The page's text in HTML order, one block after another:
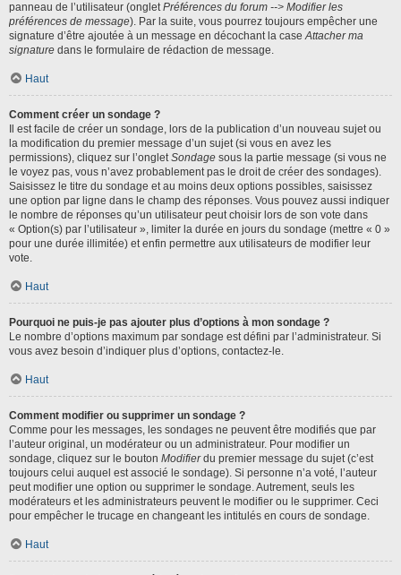
panneau de l’utilisateur (ongletPréférences du forum --> Modifier les
préférences de message). Par la suite, vous pourrez toujours empêcher une
signature d’être ajoutée à un message en décochant la caseAttacher ma
signature dans le formulaire de rédaction de message.
Haut
Comment créer un sondage ?
Il est facile de créer un sondage, lors de la publication d’un nouveau sujet ou
la modification du premier message d’un sujet (si vous en avez les
permissions), cliquez sur l’ongletSondage sous la partie message (si vous ne
le voyez pas, vous n’avez probablement pas le droit de créer des sondages).
Saisissez le titre du sondage et au moins deux options possibles, saisissez
une option par ligne dans le champ des réponses. Vous pouvez aussi indiquer
le nombre de réponses qu’un utilisateur peut choisir lors de son vote dans
« Option(s) par l’utilisateur », limiter la durée en jours du sondage (mettre « 0 »
pour une durée illimitée) et enfin permettre aux utilisateurs de modifier leur
vote.
Haut
Pourquoi ne puis-je pas ajouter plus d’options à mon sondage ?
Le nombre d’options maximum par sondage est défini par l’administrateur. Si
vous avez besoin d’indiquer plus d’options, contactez-le.
Haut
Comment modifier ou supprimer un sondage ?
Comme pour les messages, les sondages ne peuvent être modifiés que par
l’auteur original, un modérateur ou un administrateur. Pour modifier un
sondage, cliquez sur le bouton Modifierdu premier message du sujet (c’est
toujours celui auquel est associé le sondage). Si personne n’a voté, l’auteur
peut modifier une option ou supprimer le sondage. Autrement, seuls les
modérateurs et les administrateurs peuvent le modifier ou le supprimer. Ceci
pour empêcher le trucage en changeant les intitulés en cours de sondage.
Haut